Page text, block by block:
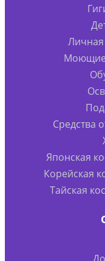
Личная
Моющие
Средства
Японская
Корейская
Тайская